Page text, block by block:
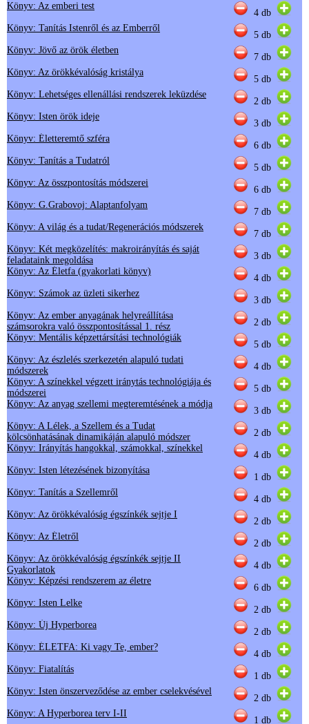
Könyv: Az emberi test
4 db
Könyv: Tanítás Istenről és az Emberről
5 db
Könyv: Jövő az örök életben
7 db
Könyv: Az örökkévalóság kristálya
5 db
Könyv: Lehetséges ellenállási rendszerek leküzdése
2 db
Könyv: Isten örök ideje
3 db
Könyv: Életteremtő szféra
6 db
Könyv: Tanítás a Tudatról
5 db
Könyv: Az összpontosítás módszerei
6 db
Könyv: G.Grabovoj: Alaptanfolyam
7 db
Könyv: A világ és a tudat/Regenerációs módszerek
7 db
Könyv: Két megközelítés: makroirányítás és saját
feladataink megoldása
3 db
Könyv: Az Életfa (gyakorlati könyv)
4 db
Könyv: Számok az üzleti sikerhez
3 db
Könyv: Az ember anyagának helyreállítása
számsorokra való összpontosítással 1. rész
2 db
Könyv: Mentális képzettársítási technológiák
5 db
Könyv: Az észlelés szerkezetén alapuló tudati
módszerek
4 db
Könyv: A színekkel végzett iránytás technológiája és
módszerei
5 db
Könyv: Az anyag szellemi megteremtésének a módja
3 db
Könyv: A Lélek, a Szellem és a Tudat
kölcsönhatásának dinamikáján alapuló módszer
2 db
Könyv: Irányítás hangokkal, számokkal, színekkel
4 db
Könyv: Isten létezésének bizonyítása
1 db
Könyv: Tanítás a Szellemről
4 db
Könyv: Az örökkévalóság égszínkék sejtje I
2 db
Könyv: Az Életről
2 db
Könyv: Az örökkévalóság égszínkék sejtje II
Gyakorlatok
4 db
Könyv: Képzési rendszerem az életre
6 db
Könyv: Isten Lelke
2 db
Könyv: Új Hyperborea
2 db
Könyv: ÉLETFA: Ki vagy Te, ember?
4 db
Könyv: Fiatalítás
1 db
Könyv: Isten önszerveződése az ember cselekvésével
2 db
Könyv: A Hyperborea terv I-II
1 db